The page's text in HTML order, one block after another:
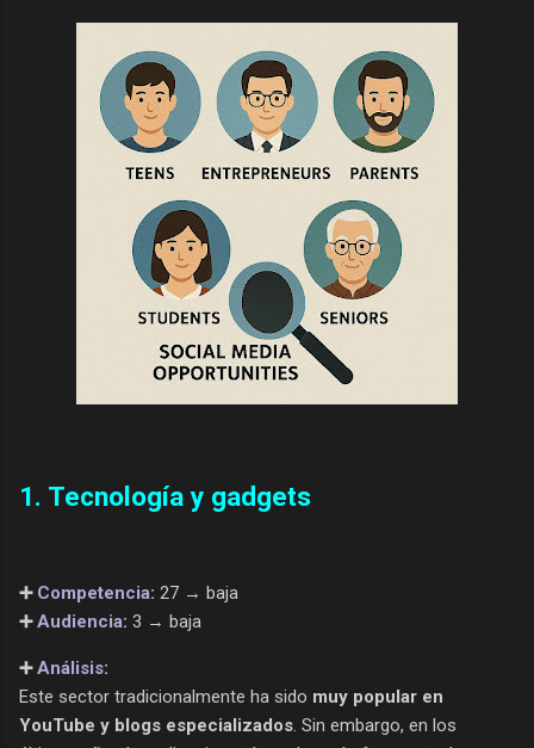
1. Tecnología y gadgets
➕ Competencia: 27 → baja
➕Audiencia: 3 → baja
➕Análisis:
Este sector tradicionalmente ha sido muy popular en
YouTube y blogs especializados. Sin embargo, en los